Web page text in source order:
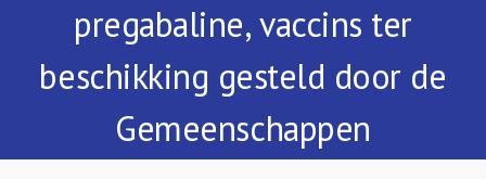
pregabaline, vaccins ter
beschikking gesteld door de
Gemeenschappen